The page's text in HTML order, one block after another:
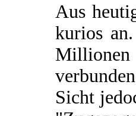
Aus
kurios
Millionen
Sicht